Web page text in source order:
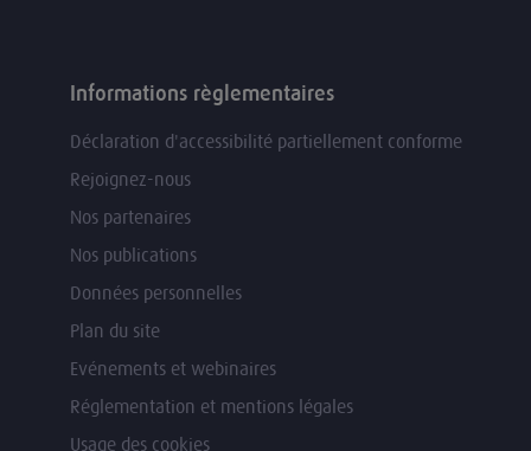
Informations règlementaires
Déclaration d'accessibilité partiellement conforme
Rejoignez-nous
Nos partenaires
Nos publications
Données personnelles
Plan du site
Evénements et webinaires
Réglementation et mentions légales
Usage des cookies